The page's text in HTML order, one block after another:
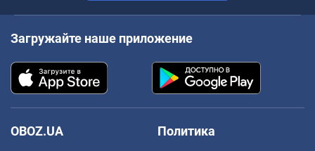
Загружайте наше приложение
OBOZ.UA
Политика